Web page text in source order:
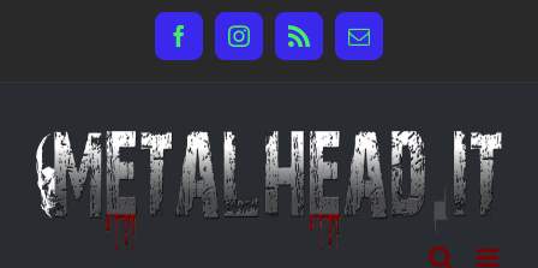
FacebookInstagram
Rss Email